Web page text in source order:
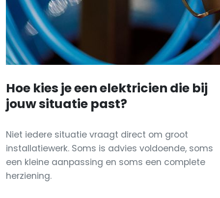
Hoe kies je een elektricien die bij
jouw situatie past?
Niet iedere situatie vraagt direct om groot
installatiewerk. Soms is advies voldoende, soms
een kleine aanpassing en soms een complete
herziening.